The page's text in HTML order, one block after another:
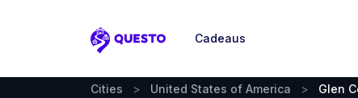
Questo
Cadeaus
Cities > United States of America > Glen